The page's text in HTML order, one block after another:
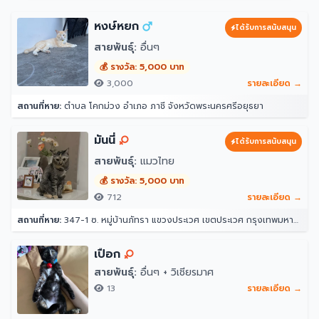
หงษ์หยก
ได้รับการสนับสนุน
สายพันธุ์: อื่นๆ
💰 รางวัล: 5,000 บาท
3,000
รายละเอียด →
สถานที่หาย: ตำบล โคกม่วง อำเภอ ภาชี จังหวัดพระนครศรีอยุธยา
มันนี่ ได้รับการสนับสนุน
สายพันธุ์: แมวไทย
💰 รางวัล: 5,000 บาท
712
รายละเอียด →
สถานที่หาย: 347-1 ซ. หมู่บ้านภัทรา แขวงประเวศ เขตประเวศ กรุงเทพมหานคร 10250
เปือก
สายพันธุ์: อื่นๆ + วิเชียรมาศ
13 รายละเอียด →